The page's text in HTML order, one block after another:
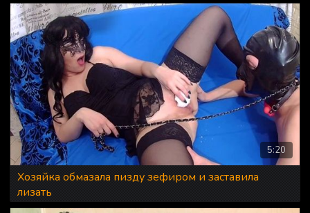
5:20
Хозяйка обмазала пизду зефиром и заставила
лизать